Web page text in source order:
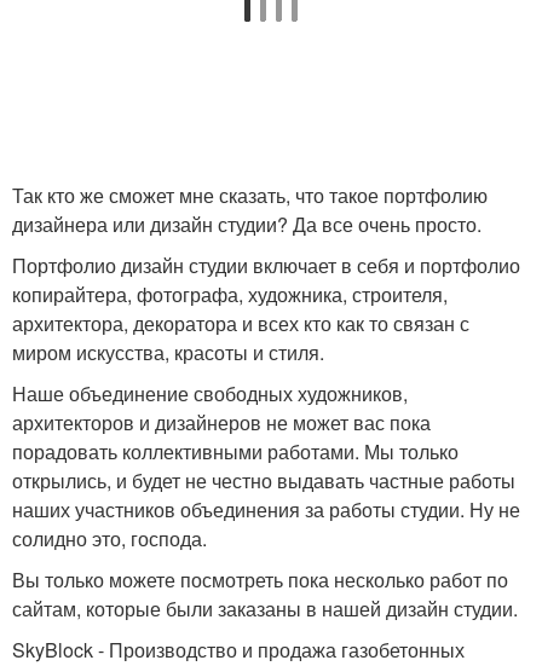
Так кто же сможет мне сказать, что такое портфолию
дизайнера или дизайн студии? Да все очень просто.
Портфолио дизайн студии включает в себя и портфолио
копирайтера, фотографа, художника, строителя,
архитектора, декоратора и всех кто как то связан с
миром искусства, красоты и стиля.
Наше объединение свободных художников,
архитекторов и дизайнеров не может вас пока
порадовать коллективными работами. Мы только
открылись, и будет не честно выдавать частные работы
наших участников объединения за работы студии. Ну не
солидно это, господа.
Вы только можете посмотреть пока несколько работ по
сайтам, которые были заказаны в нашей дизайн студии.
SkyBlock - Производство и продажа газобетонных